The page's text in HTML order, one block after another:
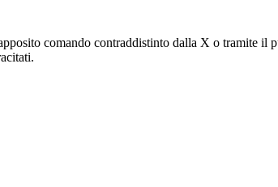
comando contraddistinto dalla X o tramite il